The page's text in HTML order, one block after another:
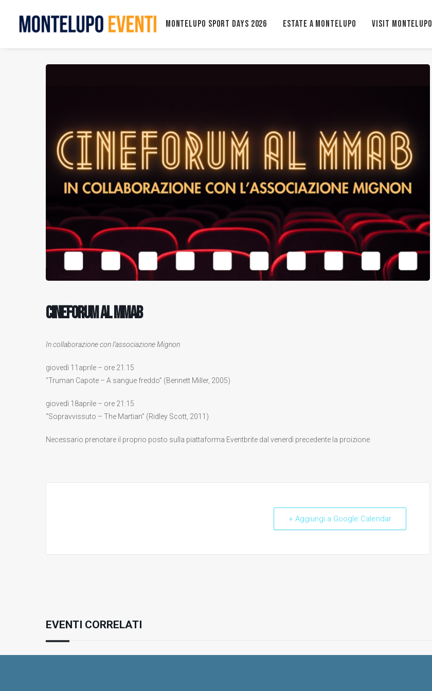
Montelupo Sport Days 2026 ESTATE A MONTELUPO VISIT MONTELUPO
CINEFORUM AL MMAB
In collaborazione con l’associazione Mignon
giovedì 11aprile – ore 21.15
“Truman Capote – A sangue freddo” (Bennett Miller, 2005)
giovedì 18aprile – ore 21:15
“Sopravvissuto – The Martian” (Ridley Scott, 2011)
Necessario prenotare il proprio posto sulla piattaforma Eventbrite dal venerdì precedente la proizione
+ Aggiungi a Google Calendar
EVENTI CORRELATI